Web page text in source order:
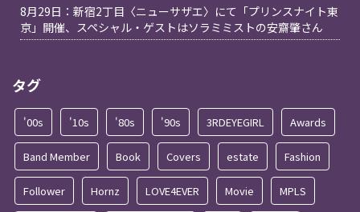
8月29日：新宿2丁目〈ニューサザエ〉にて「プリンスナイト東
京」開催、スペシャル・ゲストはソラミミストの安齋肇さん
タグ
'00s '10s '80s '90s 3RDEYEGIRL Awards
Band Member Book Covers estate Fashion
Follower Hornz LOVE4EVER Movie MPLS